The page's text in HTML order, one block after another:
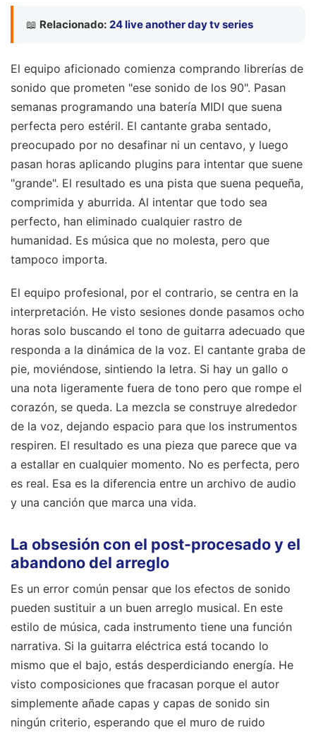
📖 Relacionado: 24 live another day tv series
El equipo aficionado comienza comprando librerías de
sonido que prometen "ese sonido de los 90". Pasan
semanas programando una batería MIDI que suena
perfecta pero estéril. El cantante graba sentado,
preocupado por no desafinar ni un centavo, y luego
pasan horas aplicando plugins para intentar que suene
"grande". El resultado es una pista que suena pequeña,
comprimida y aburrida. Al intentar que todo sea
perfecto, han eliminado cualquier rastro de
humanidad. Es música que no molesta, pero que
tampoco importa.
El equipo profesional, por el contrario, se centra en la
interpretación. He visto sesiones donde pasamos ocho
horas solo buscando el tono de guitarra adecuado que
responda a la dinámica de la voz. El cantante graba de
pie, moviéndose, sintiendo la letra. Si hay un gallo o
una nota ligeramente fuera de tono pero que rompe el
corazón, se queda. La mezcla se construye alrededor
de la voz, dejando espacio para que los instrumentos
respiren. El resultado es una pieza que parece que va
a estallar en cualquier momento. No es perfecta, pero
es real. Esa es la diferencia entre un archivo de audio
y una canción que marca una vida.
La obsesión con el post-procesado y el
abandono del arreglo
Es un error común pensar que los efectos de sonido
pueden sustituir a un buen arreglo musical. En este
estilo de música, cada instrumento tiene una función
narrativa. Si la guitarra eléctrica está tocando lo
mismo que el bajo, estás desperdiciando energía. He
visto composiciones que fracasan porque el autor
simplemente añade capas y capas de sonido sin
ningún criterio, esperando que el muro de ruido